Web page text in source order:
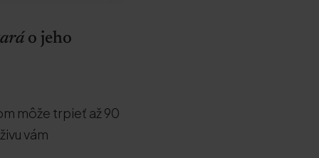
o jeho
môže trpieť až 90
vám